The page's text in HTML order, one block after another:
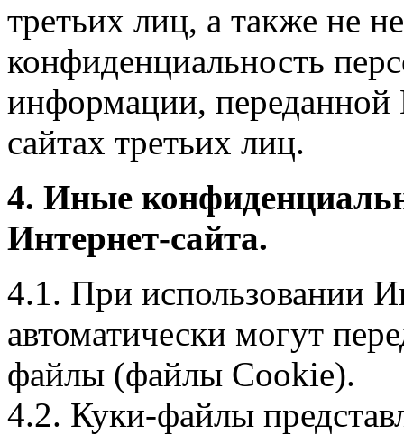
третьих лиц, а также не
конфиденциальность
информации, переданной
сайтах третьих лиц.
4. Иные
Интернет-сайта.
4.1. При использовании
автоматически могут
файлы (файлы Cookie).
4.2. Куки-файлы